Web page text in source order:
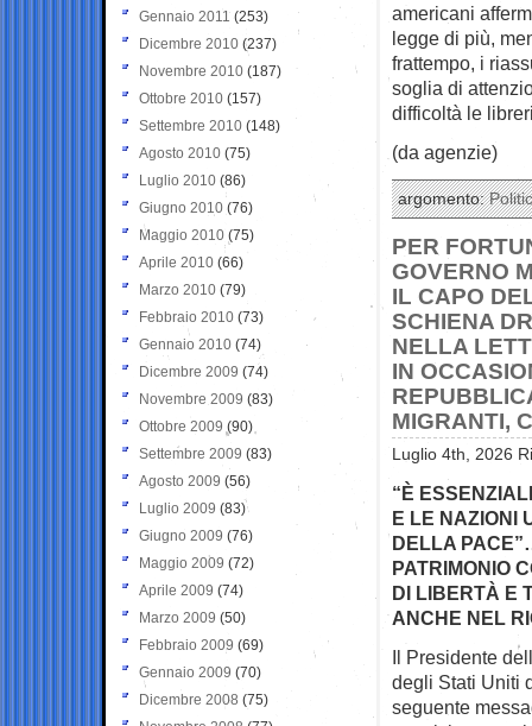
americani
legge di più,
frattempo, i
soglia di
difficoltà le
(da agenzie)
argomento:
PER
GOVERNO
IL CAPO
SCHIENA
NELLA
IN
MIGRANTI,
Luglio 4th, 2026
“È
E LE NAZIONI
DELLA
PATRIMONIO
DI LIBERTÀ E
ANCHE NEL
Il Presidente
degli Stati Uniti
seguente
Gennaio 2011 (253)
Dicembre 2010 (237)
Novembre 2010 (187)
Ottobre 2010 (157)
Settembre 2010 (148)
Agosto 2010 (75)
Luglio 2010 (86)
Giugno 2010 (76)
Maggio 2010 (75)
Aprile 2010 (66)
Marzo 2010 (79)
Febbraio 2010 (73)
Gennaio 2010 (74)
Dicembre 2009 (74)
Novembre 2009 (83)
Ottobre 2009 (90)
Settembre 2009 (83)
Agosto 2009 (56)
Luglio 2009 (83)
Giugno 2009 (76)
Maggio 2009 (72)
Aprile 2009 (74)
Marzo 2009 (50)
Febbraio 2009 (69)
Gennaio 2009 (70)
Dicembre 2008 (75)